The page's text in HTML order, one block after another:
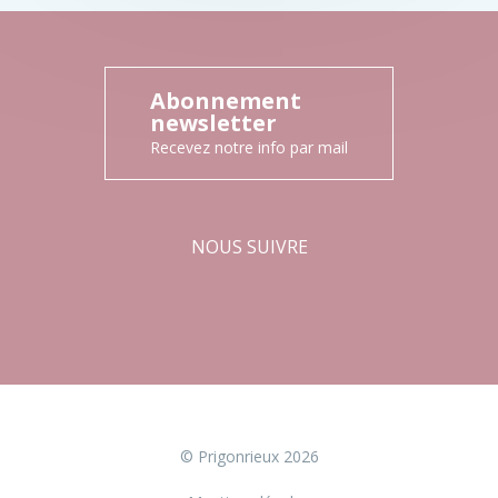
Abonnement
newsletter
Recevez notre info par mail
NOUS SUIVRE
© Prigonrieux 2026